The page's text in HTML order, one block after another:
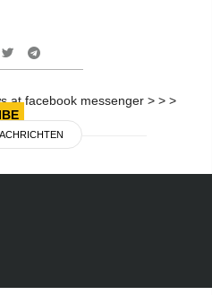
at facebook messenger > > >